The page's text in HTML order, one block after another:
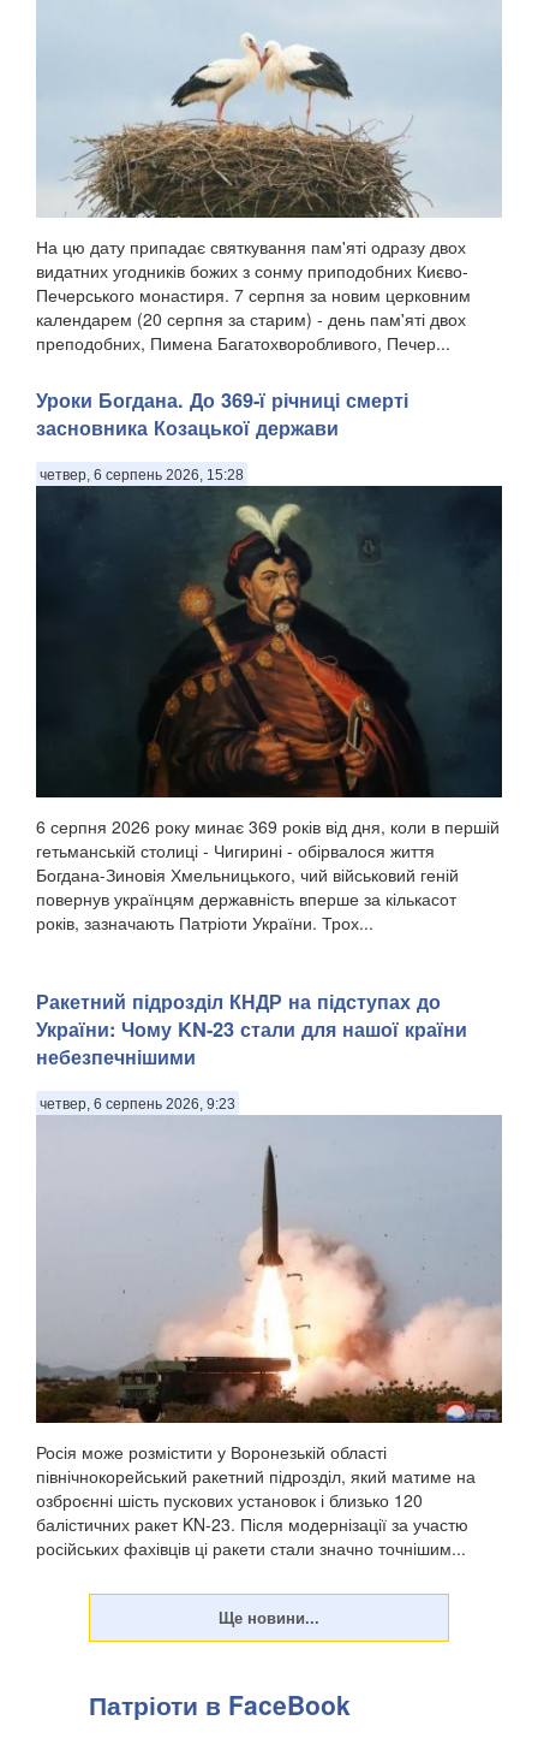
На цю дату припадає святкування пам'яті одразу двох
видатних угодників божих з сонму приподобних Києво-
Печерського монастиря. 7 серпня за новим церковним
календарем (20 серпня за старим) - день пам'яті двох
преподобних, Пимена Багатохворобливого, Печер...
Уроки Богдана. До 369-ї річниці смерті
засновника Козацької держави
четвер, 6 серпень 2026, 15:28
6 серпня 2026 року минає 369 років від дня, коли в першій
гетьманській столиці - Чигирині - обірвалося життя
Богдана-Зиновія Хмельницького, чий військовий геній
повернув українцям державність вперше за кількасот
років, зазначають Патріоти України. Трох...
Ракетний підрозділ КНДР на підступах до
України: Чому KN-23 стали для нашої країни
небезпечнішими
четвер, 6 серпень 2026, 9:23
Росія може розмістити у Воронезькій області
північнокорейський ракетний підрозділ, який матиме на
озброєнні шість пускових установок і близько 120
балістичних ракет KN-23. Після модернізації за участю
російських фахівців ці ракети стали значно точнішим...
Патріоти в FaceBook